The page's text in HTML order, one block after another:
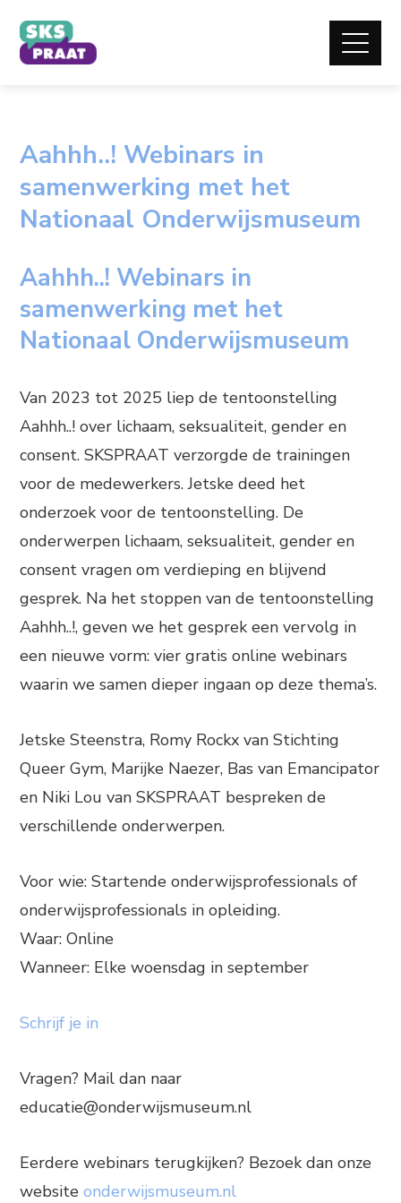
Aahhh..! Webinars in
samenwerking met het
Nationaal Onderwijsmuseum
Aahhh..! Webinars in
samenwerking met het
Nationaal Onderwijsmuseum
Van 2023 tot 2025 liep de tentoonstelling
Aahhh..! over lichaam, seksualiteit, gender en
consent. SKSPRAAT verzorgde de trainingen
voor de medewerkers. Jetske deed het
onderzoek voor de tentoonstelling. De
onderwerpen lichaam, seksualiteit, gender en
consent vragen om verdieping en blijvend
gesprek. Na het stoppen van de tentoonstelling
Aahhh..!, geven we het gesprek een vervolg in
een nieuwe vorm: vier gratis online webinars
waarin we samen dieper ingaan op deze thema’s.
Jetske Steenstra, Romy Rockx van Stichting
Queer Gym, Marijke Naezer, Bas van Emancipator
en Niki Lou van SKSPRAAT bespreken de
verschillende onderwerpen.
Voor wie: Startende onderwijsprofessionals of
onderwijsprofessionals in opleiding.
Waar: Online
Wanneer: Elke woensdag in september
Schrijf je in
Vragen? Mail dan naar
educatie@onderwijsmuseum.nl
Eerdere webinars terugkijken? Bezoek dan onze
websiteonderwijsmuseum.nl